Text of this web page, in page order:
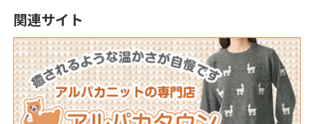
関連サイト